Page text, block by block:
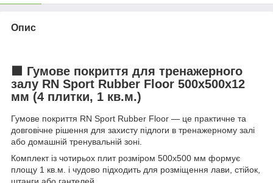
Опис
Гумове покриття для тренажерного
залу RN Sport Rubber Floor 500x500x12
мм (4 плитки, 1 кв.м.)
Гумове покриття RN Sport Rubber Floor — це практичне та
довговічне рішення для захисту підлоги в тренажерному залі
або домашній тренувальній зоні.
Комплект із чотирьох плит розміром 500x500 мм формує
площу 1 кв.м. і чудово підходить для розміщення лави, стійок,